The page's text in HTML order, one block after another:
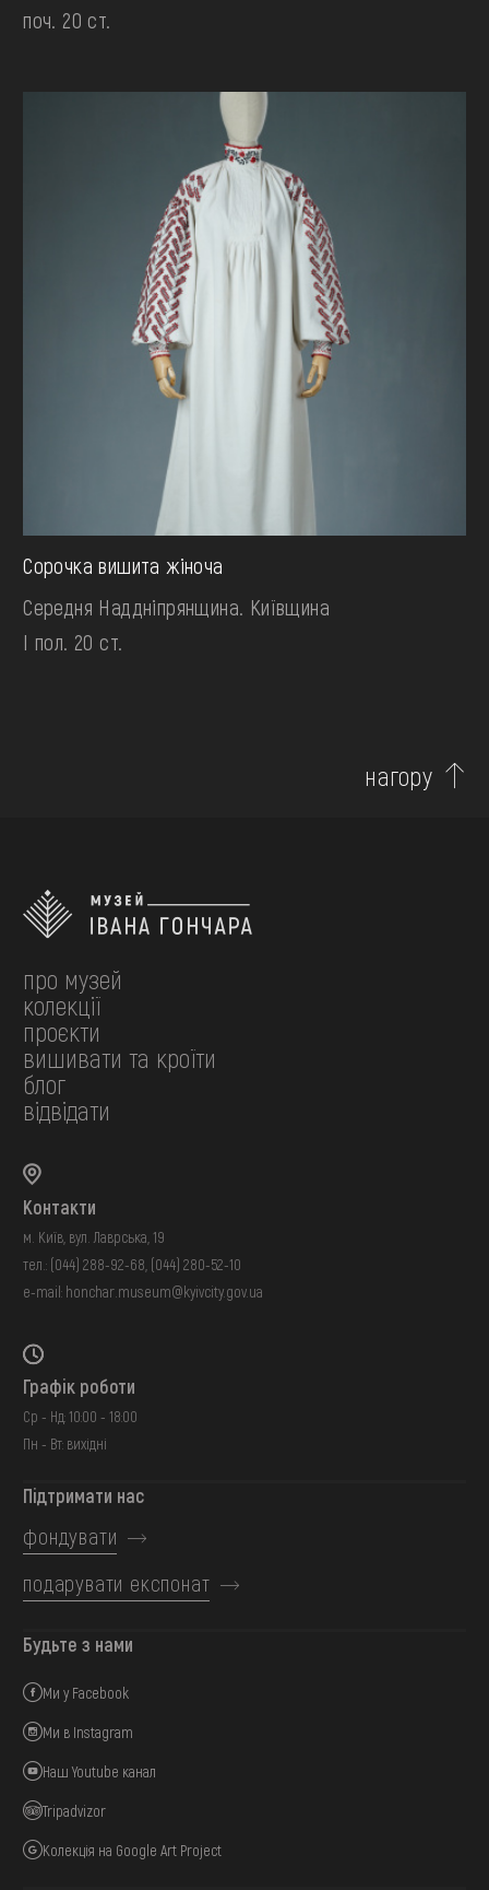
поч. 20 ст.
Сорочка вишита жіноча
Середня Наддніпрянщина. Київщина
І пол. 20 ст.
нагору
про музей
колекції
проєкти
вишивати та кроїти
блог
відвідати
Контакти
м. Київ, вул. Лаврська, 19
тел.: (044) 288-92-68 (044) 280-52-10
e-mail: honchar.museum@kyivcity.gov.ua
Графік роботи
Ср - Нд: 10:00 - 18:00
Пн - Вт: вихідні
Підтримати нас
фондувати
подарувати експонат
Будьте з нами
Ми у Facebook
Ми в Instagram
Наш Youtube канал
Tripadvizor
Колекція на Google Art Project